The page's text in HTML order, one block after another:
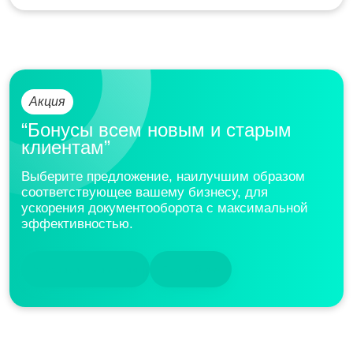
Акция
“Бонусы всем новым и старым
клиентам”
Выберите предложение, наилучшим образом
соответствующее вашему бизнесу, для
ускорения документооборота с максимальной
эффективностью.